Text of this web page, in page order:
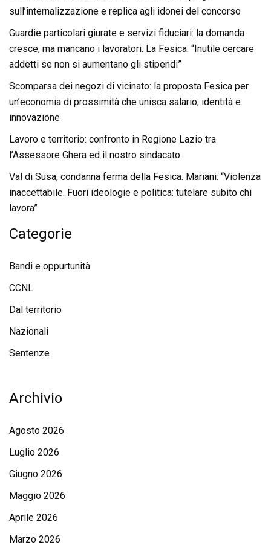
sull’internalizzazione e replica agli idonei del concorso
Guardie particolari giurate e servizi fiduciari: la domanda
cresce, ma mancano i lavoratori. La Fesica: “Inutile cercare
addetti se non si aumentano gli stipendi”
Scomparsa dei negozi di vicinato: la proposta Fesica per
un’economia di prossimità che unisca salario, identità e
innovazione
Lavoro e territorio: confronto in Regione Lazio tra
l’Assessore Ghera ed il nostro sindacato
Val di Susa, condanna ferma della Fesica. Mariani: “Violenza
inaccettabile. Fuori ideologie e politica: tutelare subito chi
lavora”
Categorie
Bandi e oppurtunità
CCNL
Dal territorio
Nazionali
Sentenze
Archivio
Agosto 2026
Luglio 2026
Giugno 2026
Maggio 2026
Aprile 2026
Marzo 2026